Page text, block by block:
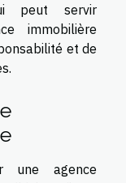
peut servir
immobilière
et de
une agence